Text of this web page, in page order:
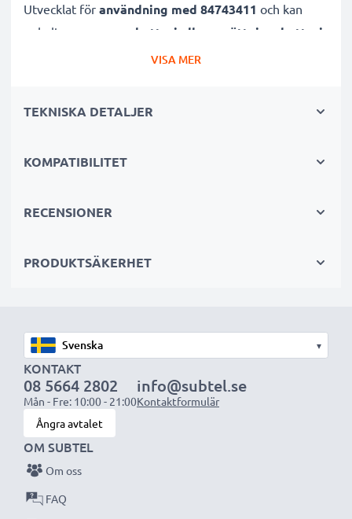
Utvecklat för användning med 84743411 och kan
enkelt agera
reservbatteri eller ersättningsbatteri
för sladdlös telefon. Batteriets teknologi gör det
Många fördelar med detta 84743411
✔ Lång hållbarhet och livslängd
100 procentig laddning varje gång
säkerställa en professionell standard
✔ 100% kompatibel ersättning
originalbatteri
Information om batteriet:
Spänning
VISA MER
TEKNISKA DETALJER
KOMPATIBILITET
RECENSIONER
PRODUKTSÄKERHET
▾
KONTAKT
08 5664 2802
Mån - Fre: 10:00 - 21:00
info@subtel.se
Kontaktformulär
Ångra avtalet
OM SUBTEL
Om oss
FAQ